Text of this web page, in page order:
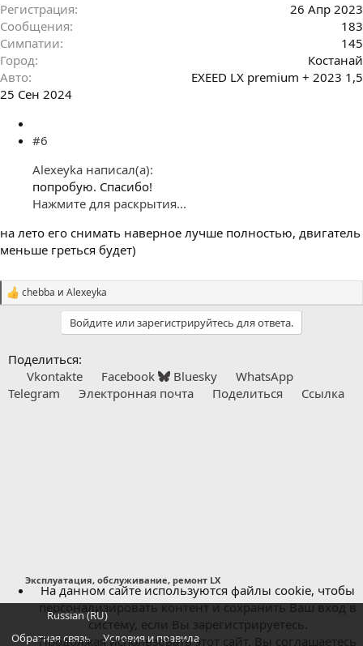
Регистрация
26 Апр 2023
Сообщения
183
Симпатии
145
Город
Костанай
Авто
EXEED LX premium + 2023 1,5
25 Сен 2024
#6
Alexeyka написал(а):
попробую. Спасибо!
Нажмите для раскрытия...
на лето его снимать наверное лучше полностью, двигатель
меньше греться будет)
С
т
и
chebba и Alexeyka
Войдите или зарегистрируйтесь для ответа.
Поделиться:
Vkontakte
Facebook Bluesky
WhatsApp
Telegram
Электронная почта Поделиться Ссылка
Эксплуатация, обслуживание, ремонт LX
Russian (RU)
Обратная связь
Условия и правила
На данном сайте используются файлы cookie, чтобы
персонализировать контент и сохранить Ваш вход в
систему, если Вы зарегистрируетесь.
Продолжая использовать этот сайт, Вы соглашаетесь